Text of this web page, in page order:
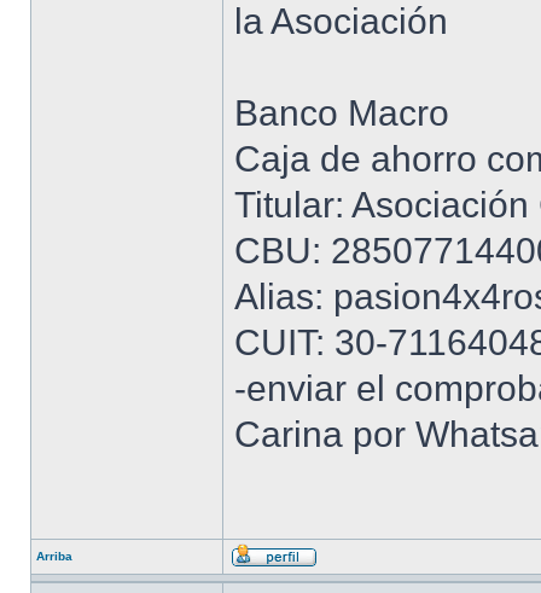
la Asociación
Banco Macro
Caja de ahorro
Titular:
CBU:
Alias:
CUIT: 30-
-enviar el
Carina por
Arriba